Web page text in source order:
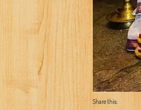
Share this: